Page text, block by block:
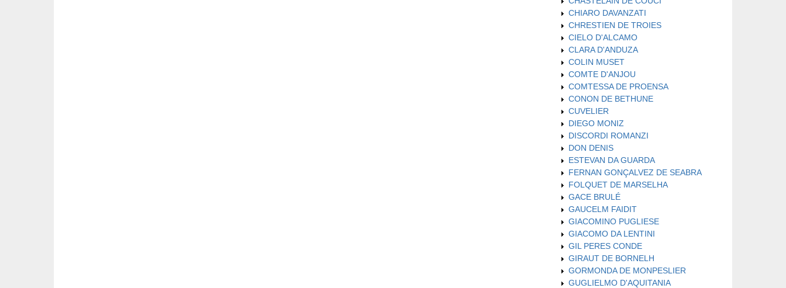
CHIARO DAVANZATI
CHRESTIEN DE TROIES
CIELO D'ALCAMO
CLARA D'ANDUZA
COLIN MUSET
COMTE D'ANJOU
COMTESSA DE PROENSA
CONON DE BETHUNE
CUVELIER
DIEGO MONIZ
DISCORDI ROMANZI
DON DENIS
ESTEVAN DA GUARDA
FERNAN GONÇALVEZ DE SEABRA
FOLQUET DE MARSELHA
GACE BRULÉ
GAUCELM FAIDIT
GIACOMINO PUGLIESE
GIACOMO DA LENTINI
GIL PERES CONDE
GIRAUT DE BORNELH
GORMONDA DE MONPESLIER
GUGLIELMO D'AQUITANIA